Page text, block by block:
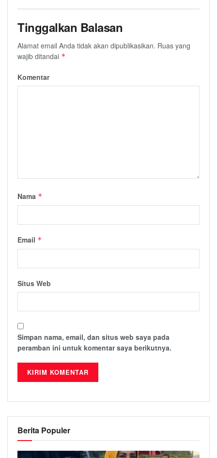
Tinggalkan Balasan
Alamat email Anda tidak akan dipublikasikan. Ruas yang
wajib ditandai *
Komentar
Nama *
Email *
Situs Web
Simpan nama, email, dan situs web saya pada
peramban ini untuk komentar saya berikutnya.
Berita Populer